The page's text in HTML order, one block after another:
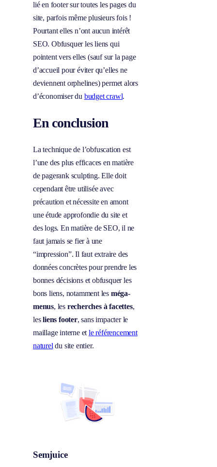
lié en footer sur toutes les pages du
site, parfois même plusieurs fois !
Pourtant elles n’ont aucun intérêt
SEO. Obfusquer les liens qui
pointent vers elles (sauf sur la page
d’accueil pour éviter qu’elles ne
deviennent orphelines) permet alors
d’économiser du budget crawl.
En conclusion
La technique de l’obfuscation est
l’une des plus efficaces en matière
de pagerank sculpting. Elle doit
cependant être utilisée avec
précaution et nécessite en amont
une étude approfondie du site et
des logs. En matière de SEO, il ne
faut jamais se fier à une
“impression”. Il faut extraire des
données concrètes pour prendre les
bonnes décisions et obfusquer les
bons liens, notamment les méga-
menus, les recherches à facettes,
lesliens footer, sans impacter le
maillage interne etle référencement
natureldu site entier.
Semjuice